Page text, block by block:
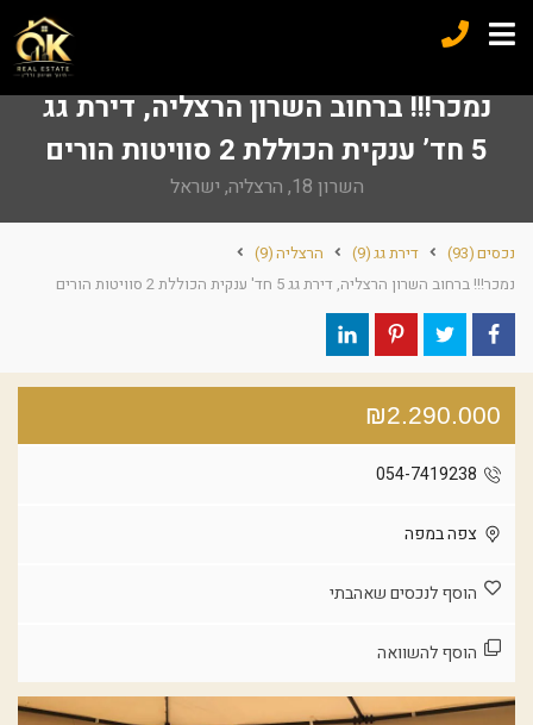
נמכר!!! ברחוב השרון הרצליה, דירת גג
5 חד’ ענקית הכוללת 2 סוויטות הורים
השרון 18, הרצליה, ישראל
נכסים(93) דירת גג(9) הרצליה(9)
נמכר!!! ברחוב השרון הרצליה, דירת גג 5 חד' ענקית הכוללת 2 סוויטות הורים
₪2.290.000
054-7419238
צפה במפה
הוסף לנכסים שאהבתי
הוסף להשוואה